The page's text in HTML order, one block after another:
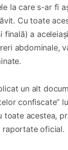
la care s-ar fi
Cu toate
finală) a
abdominale,
un alt
confiscate”
toate acestea,
raportate oficial.